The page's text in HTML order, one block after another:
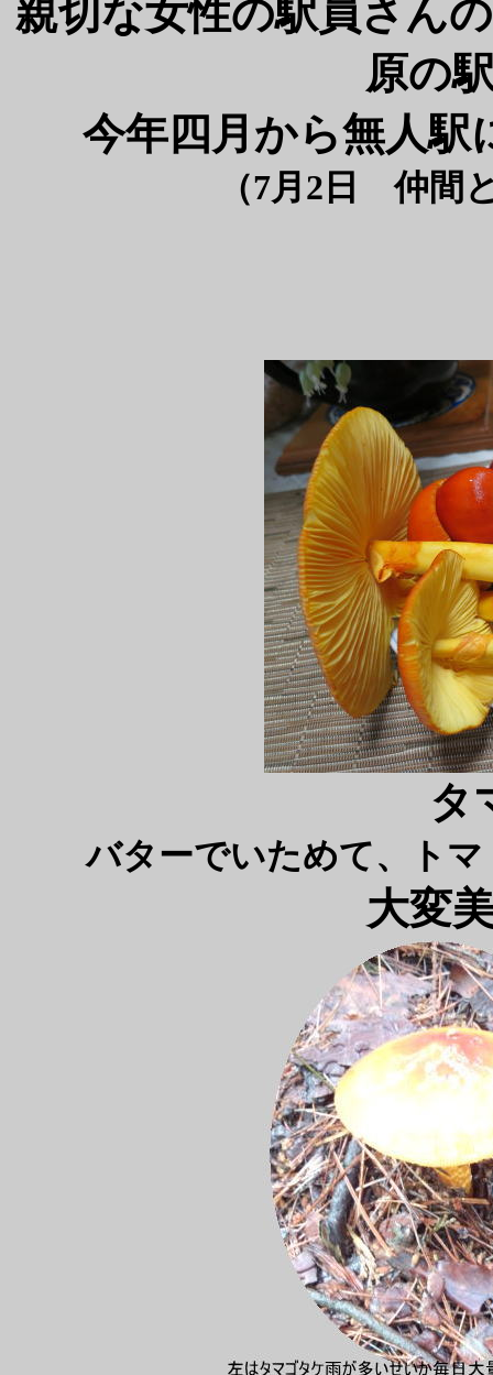
親切な女性の駅員さん
原の
今年四月から無人駅
（7月2日 仲間
タ
バターでいためて、トマ
大変